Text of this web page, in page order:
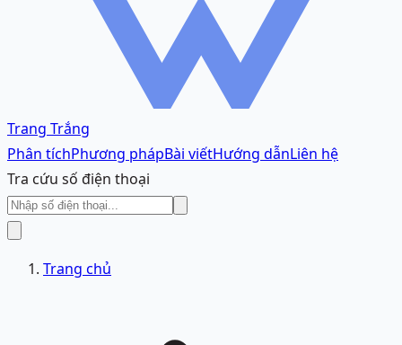
Trang Trắng
Phân tíchPhương phápBài viếtHướng dẫnLiên hệ
Tra cứu số điện thoại
Trang chủ